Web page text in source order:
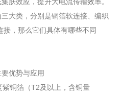
大类，分别是铜箔软连接、‌编织
，那么它们具体有哪些不同
优势与应用
铜箔（T2及以上，含铜量